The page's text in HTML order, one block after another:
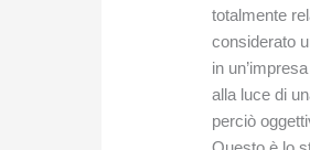
totalmente
considerato
in
alla luce di
perciò